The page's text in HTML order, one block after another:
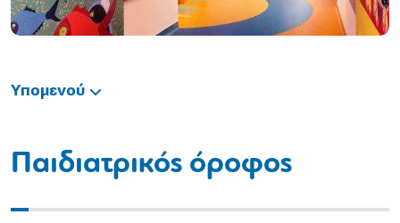
Υπομενού
Παιδιατρικός όροφος